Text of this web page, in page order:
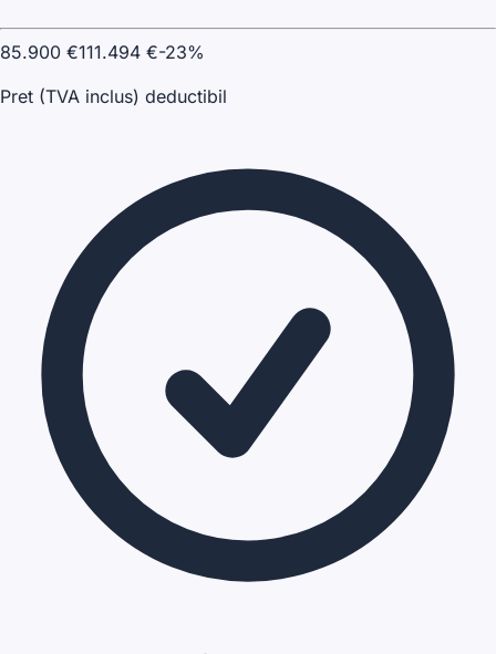
85.900 €111.494 €-23%
Pret (TVA inclus) deductibil